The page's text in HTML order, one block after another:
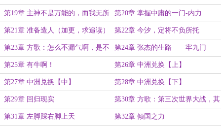
第19章 主神不是万能的，而我无所
不能
第20章 掌握中庸的一门-内力
第21章 准备造人（加更，求追读） 第22章 今汐，定将不负所托
第23章 方歌：怎么不漏气啊，是不
是出bug了？
第24章 张杰的生路——牢九门
第25章 有牛啊！ 第26章 中洲兑换【上】
第27章 中洲兑换【中】 第28章 中洲兑换【下】
第29章 回归现实 第30章 方歌：第三次世界大战，其
实已经打响了
第31章 左脚踩右脚上天 第32章 倾国之力